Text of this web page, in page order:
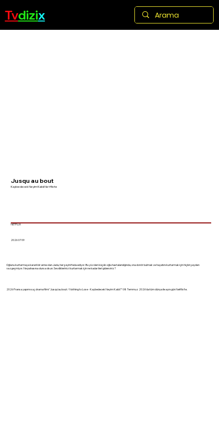
Tvdizix
Jusqu au bout
Kaybedecek Neyim Kaldı Netflixte
NETFLIX
2026 07 09
Oğlunu kurtarmaya kararlı bir anne olan Jada, her şeyini feda ediyor. Bu yüzden küçük oğlu hastalandığında, ona donör bulmak ve hayatını kurtarmak için hiçbir şeyden
vazgeçmiyor. Ne pahasına olursa olsun. Sevdiklerinizi kurtarmak için ne kadar ileri gidersiniz?
2026 Fransa yapımı suç drama filmi "Jusqu'au bout / Nothing to Lose - Kaybedecek Neyim Kaldı?" 08 Temmuz 2026'da tüm dünya ile aynı gün Netflix'te.